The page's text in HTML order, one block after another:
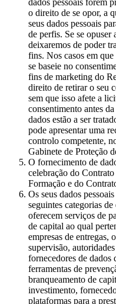
dados pessoais forem
o direito de se opor, a
seus dados pessoais
de perfis. Se se opuser
deixaremos de poder
fins. Nos casos em que
se baseie no
fins de marketing do
direito de retirar o seu
sem que isso afete a
consentimento antes
dados estão a ser
pode apresentar uma
controlo competente,
Gabinete de Proteção
O fornecimento de
celebração do
Formação e do
Os seus dados
seguintes categorias
oferecem serviços de
de capital ao qual
empresas de entregas,
supervisão,
fornecedores de dados
ferramentas de
branqueamento de
investimento,
plataformas para a